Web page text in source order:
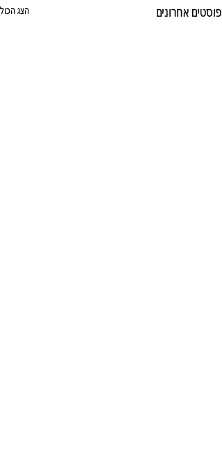
פוסטים אחרונים הצג הכול